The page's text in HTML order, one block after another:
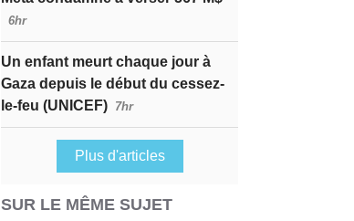
6hr
Un enfant meurt chaque jour à
Gaza depuis le début du cessez-
le-feu (UNICEF) 7hr
Plus d'articles
SUR LE MÊME SUJET